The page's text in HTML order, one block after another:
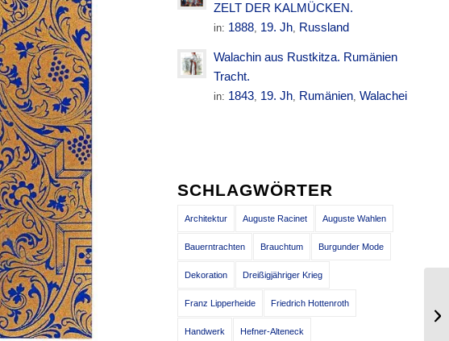
ZELT DER KALMÜCKEN.
in: 1888, 19. Jh, Russland
Walachin aus Rustkitza. Rumänien
Tracht.
in: 1843, 19. Jh, Rumänien,Walachei
SCHLAGWÖRTER
Architektur Auguste Racinet Auguste Wahlen
Bauerntrachten Brauchtum Burgunder Mode
Dekoration Dreißigjähriger Krieg
Franz Lipperheide Friedrich Hottenroth
Handwerk Hefner-Alteneck